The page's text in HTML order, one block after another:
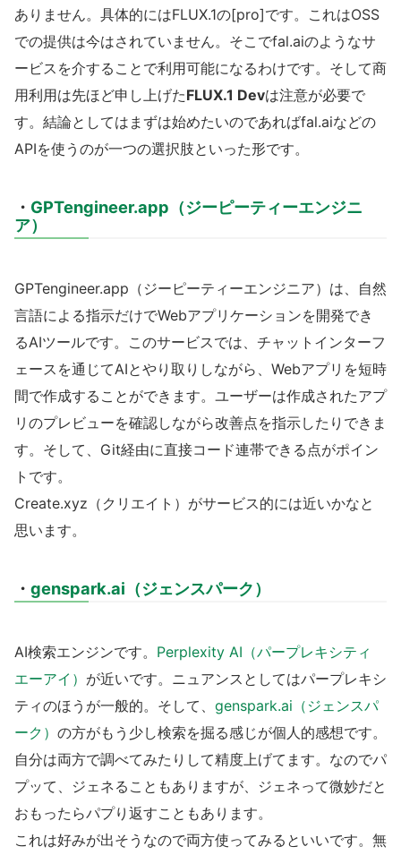
ありません。具体的にはFLUX.1の[pro]です。これはOSS
での提供は今はされていません。そこでfal.aiのようなサ
ービスを介することで利用可能になるわけです。そして商
用利用は先ほど申し上げたFLUX.1 Devは注意が必要で
す。結論としてはまずは始めたいのであればfal.aiなどの
APIを使うのが一つの選択肢といった形です。
・ GPTengineer.app（ジーピーティーエンジニ
ア）
GPTengineer.app（ジーピーティーエンジニア）は、自然
言語による指示だけでWebアプリケーションを開発でき
るAIツールです。このサービスでは、チャットインターフ
ェースを通じてAIとやり取りしながら、Webアプリを短時
間で作成することができます。ユーザーは作成されたアプ
リのプレビューを確認しながら改善点を指示したりできま
す。そして、Git経由に直接コード連帯できる点がポイン
トです。
Create.xyz（クリエイト）がサービス的には近いかなと
思います。
・ genspark.ai（ジェンスパーク）
AI検索エンジンです。 Perplexity AI（パープレキシティ
エーアイ） が近いです。ニュアンスとしてはパープレキシ
ティのほうが一般的。そして、 genspark.ai（ジェンスパ
ーク） の方がもう少し検索を掘る感じが個人的感想です。
自分は両方で調べてみたりして精度上げてます。なのでパ
プッて、ジェネることもありますが、ジェネって微妙だと
おもったらパプり返すこともあります。
これは好みが出そうなので両方使ってみるといいです。無